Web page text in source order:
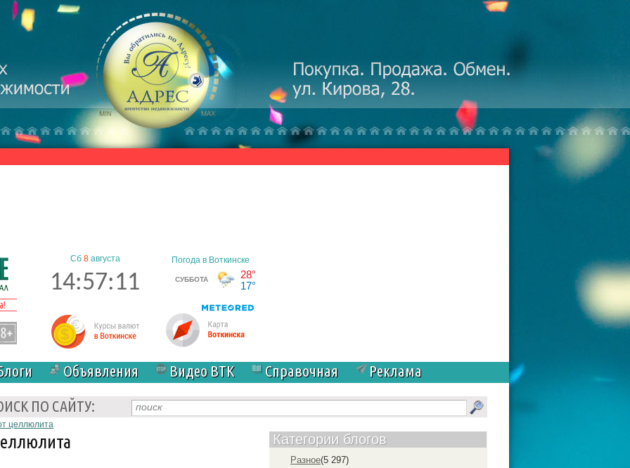
Сб 8августа
14:57:12
Объявления Видео ВТК Справочная
Реклама
ПО САЙТУ:
целлюлита
Категории блогов
Разное(5 297)